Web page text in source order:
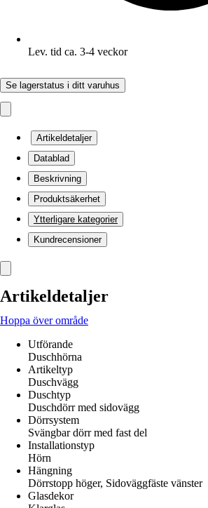
Lev. tid ca. 3-4 veckor
Se lagerstatus i ditt varuhus
Artikeldetaljer
Datablad
Beskrivning
Produktsäkerhet
Ytterligare kategorier
Kundrecensioner
Artikeldetaljer
Hoppa över område
Utförande
Duschhörna
Artikeltyp
Duschvägg
Duschtyp
Duschdörr med sidovägg
Dörrsystem
Svängbar dörr med fast del
Installationstyp
Hörn
Hängning
Dörrstopp höger, Sidoväggfäste vänster
Glasdekor